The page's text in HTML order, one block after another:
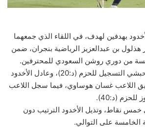
بهدفين لهدف، في اللقاء الذي جمعهما
هذلول بن عبدالعزيز الرياضية بنجران، ضمن
من دوري روشن السعودي للمحترفين.
وافتتح اللاعب نواف الحبشي التسجيل للحزم (د:20)، وعادل الأخدود
عن طريق اللاعب غسان هوساوي، فيما سجل اللاعب
(د:40).
نقاط، وتذيل الأخدود الترتيب دون
الخامسة على التوالي.